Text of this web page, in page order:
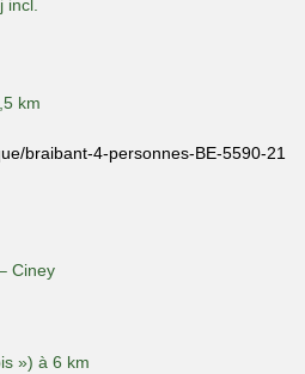
km
braibant-4-personnes-BE-5590-21
Ciney
») à 6 km